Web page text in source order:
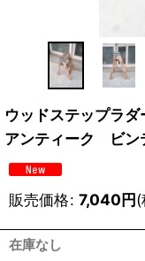
ウッドステップ
アンティーク ビン
販売価格: 7,040円(
在庫なし